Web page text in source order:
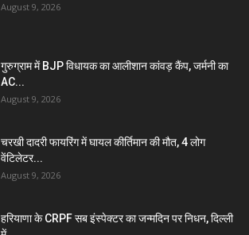
August 9, 2026
गुरुग्राम में BJP विधायक का आलीशान कांवड़ कैंप, जर्मनी का
AC...
August 9, 2026
चरखी दादरी फायरिंग में घायल कीर्तिमान की मौत, 4 लोग
वेंटिलेटर...
August 9, 2026
हरियाणा के CRPF सब इंस्पेक्टर का जन्मदिन पर निधन, दिल्ली